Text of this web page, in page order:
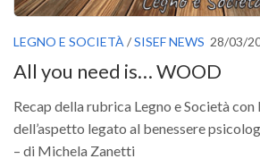
GdL Modellistica Forestale
GdL Selvicoltura
GdL Ecologia del Suolo
GdL Pianificazione Forestale
GdL Geomatica Forestale
GdL Filiera del legno
LEGNO E SOCIETÀ /SISEF NEWS 28/03/
All you need is… WOOD
Recap della rubrica Legno e Società con
dell’aspetto legato al benessere
– di Michela Zanetti